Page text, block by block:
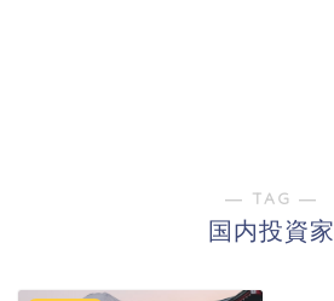
― TAG ―
国内投資家